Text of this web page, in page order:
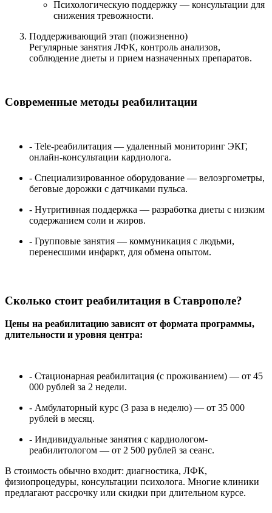
Психологическую поддержку — консультации для
снижения тревожности.
Поддерживающий этап (пожизненно)
Регулярные занятия ЛФК, контроль анализов,
соблюдение диеты и прием назначенных препаратов.
Современные методы реабилитации
- Tele-реабилитация — удаленный мониторинг ЭКГ,
онлайн-консультации кардиолога.
- Специализированное оборудование — велоэргометры,
беговые дорожки с датчиками пульса.
- Нутритивная поддержка — разработка диеты с низким
содержанием соли и жиров.
- Групповые занятия — коммуникация с людьми,
перенесшими инфаркт, для обмена опытом.
Сколько стоит реабилитация в Ставрополе?
Цены на реабилитацию зависят от формата программы,
длительности и уровня центра:
- Стационарная реабилитация (с проживанием) — от 45
000 рублей за 2 недели.
- Амбулаторный курс (3 раза в неделю) — от 35 000
рублей в месяц.
- Индивидуальные занятия с кардиологом-
реабилитологом — от 2 500 рублей за сеанс.
В стоимость обычно входит: диагностика, ЛФК,
физиопроцедуры, консультации психолога. Многие клиники
предлагают рассрочку или скидки при длительном курсе.